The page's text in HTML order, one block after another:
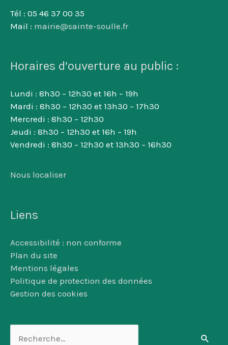
Tél : 05 46 37 00 35
Mail : mairie@sainte-soulle.fr
Horaires d’ouverture au public :
Lundi : 8h30 – 12h30 et 16h – 19h
Mardi : 8h30 – 12h30 et 13h30 – 17h30
Mercredi : 8h30 – 12h30
Jeudi : 8h30 – 12h30 et 16h – 19h
Vendredi : 8h30 – 12h30 et 13h30 – 16h30
Nous localiser
Liens
Accessibilité : non conforme
Plan du site
Mentions légales
Politique de protection des données
Gestion des cookies